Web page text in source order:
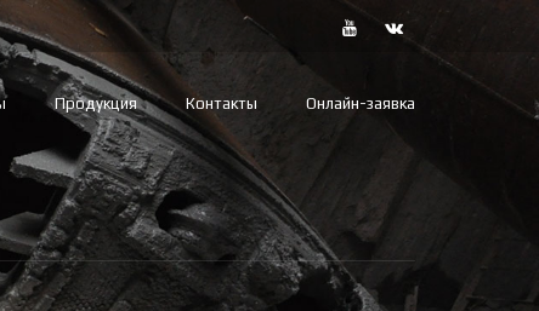
Продукция Контакты Онлайн-заявка